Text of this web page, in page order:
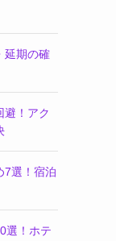
延期の確
避！アク
7選！宿泊
選！ホテ